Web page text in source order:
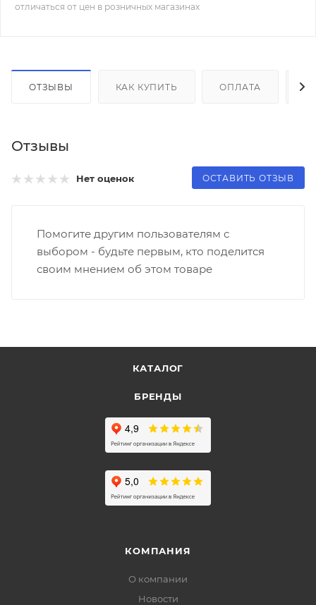
отличаться от цен в розничных магазинах
ОТЗЫВЫ КАК КУПИТЬ ОПЛАТА
Отзывы
Нет оценок ОСТАВИТЬ ОТЗЫВ
Помогите другим пользователям с
выбором - будьте первым, кто поделится
своим мнением об этом товаре
КАТАЛОГ
БРЕНДЫ
КОМПАНИЯ
О компании
Новости